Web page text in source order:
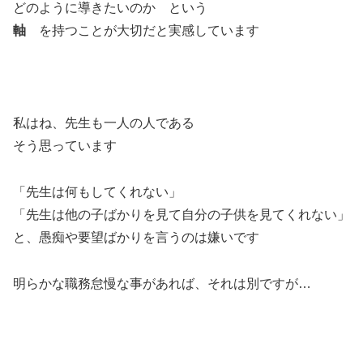
どのように導きたいのか という
軸
を持つことが大切だと実感しています
私はね、先生も一人の人である
そう思っています
「先生は何もしてくれない」
「先生は他の子ばかりを見て自分の子供を見てくれない」
と、愚痴や要望ばかりを言うのは嫌いです
明らかな職務怠慢な事があれば、それは別ですが…